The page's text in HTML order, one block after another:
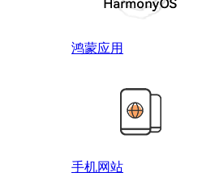
鸿蒙应用
手机网站